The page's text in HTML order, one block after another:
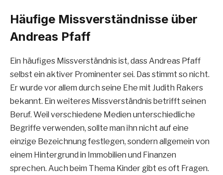
Häufige Missverständnisse über
Andreas Pfaff
Ein häufiges Missverständnis ist, dass Andreas Pfaff
selbst ein aktiver Prominenter sei. Das stimmt so nicht.
Er wurde vor allem durch seine Ehe mit Judith Rakers
bekannt. Ein weiteres Missverständnis betrifft seinen
Beruf. Weil verschiedene Medien unterschiedliche
Begriffe verwenden, sollte man ihn nicht auf eine
einzige Bezeichnung festlegen, sondern allgemein von
einem Hintergrund in Immobilien und Finanzen
sprechen. Auch beim Thema Kinder gibt es oft Fragen.